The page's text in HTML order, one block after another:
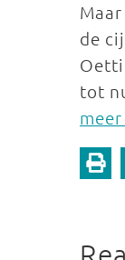
de
tot